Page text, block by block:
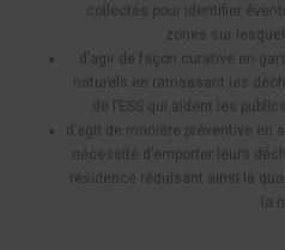
collectés pour identifier
zones sur
d’agir de façon curative en
naturels en ramassant les
de l’ESS qui aident les
d’agir de manière préventive
nécessité d’emporter leurs
résidence réduisant ainsi la
la